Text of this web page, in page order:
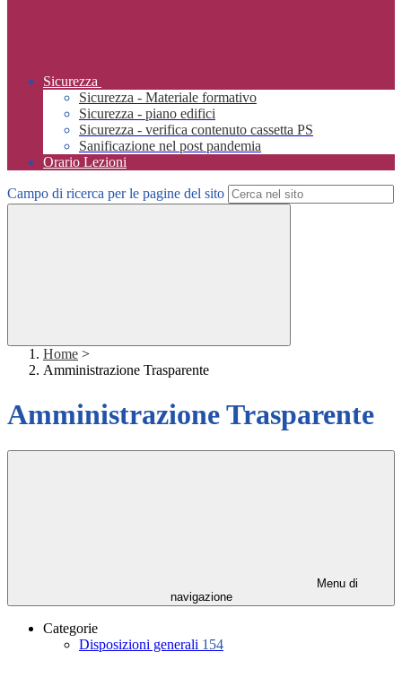
Sicurezza
Sicurezza - Materiale formativo
Sicurezza - piano edifici
Sicurezza - verifica contenuto cassetta PS
Sanificazione nel post pandemia
Orario Lezioni
Campo di ricerca per le pagine del sito
Home >
Amministrazione Trasparente
Amministrazione Trasparente
Menu di
navigazione
Categorie
Disposizioni generali 154